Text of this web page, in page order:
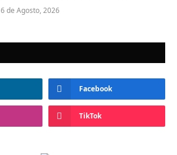
6 de Agosto, 2026
Facebook
TikTok